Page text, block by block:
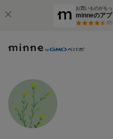
お買いものがも
minneのアプ
3